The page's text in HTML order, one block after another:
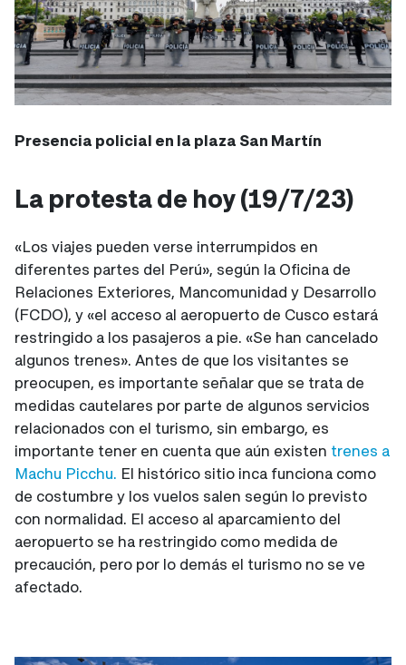
Presencia policial en la plaza San Martín
La protesta de hoy (19/7/23)
«Los viajes pueden verse interrumpidos en
diferentes partes del Perú», según la Oficina de
Relaciones Exteriores, Mancomunidad y Desarrollo
(FCDO), y «el acceso al aeropuerto de Cusco estará
restringido a los pasajeros a pie. «Se han cancelado
algunos trenes». Antes de que los visitantes se
preocupen, es importante señalar que se trata de
medidas cautelares por parte de algunos servicios
relacionados con el turismo, sin embargo, es
importante tener en cuenta que aún existen trenes a
Machu Picchu. El histórico sitio inca funciona como
de costumbre y los vuelos salen según lo previsto
con normalidad. El acceso al aparcamiento del
aeropuerto se ha restringido como medida de
precaución, pero por lo demás el turismo no se ve
afectado.